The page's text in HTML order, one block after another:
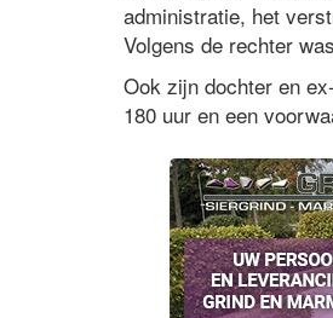
administratie, het
Volgens de rechter
Ook zijn dochter en
180 uur en een